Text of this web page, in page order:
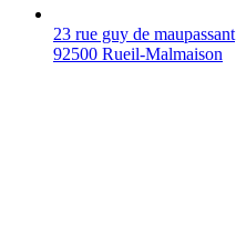
23 rue guy de maupassant
92500 Rueil-Malmaison